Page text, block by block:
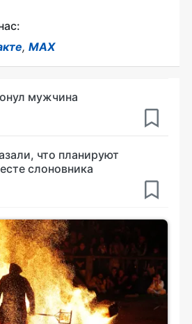
, MAX
мужчина
что планируют
слоновника